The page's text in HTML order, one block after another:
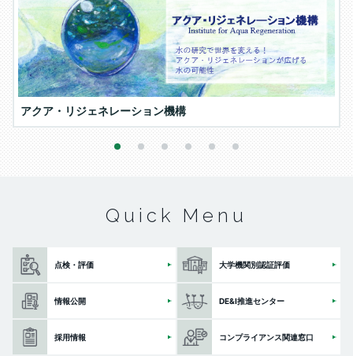
アクア・リジェネレーション機構
1 2 4 5
Quick Menu
点検・評価 大学機関別認証評価
情報公開 DE&I推進センター
採用情報 コンプライアンス関連窓口